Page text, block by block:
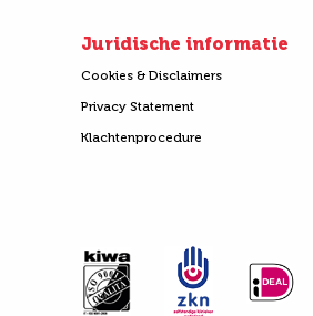
Juridische informatie
Cookies & Disclaimers
Privacy Statement
Klachtenprocedure